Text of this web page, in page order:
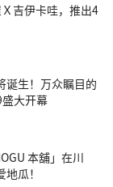
吉伊卡哇，推出4
诞生！万众瞩目的
盛大开幕
本舖」在川
瓜！